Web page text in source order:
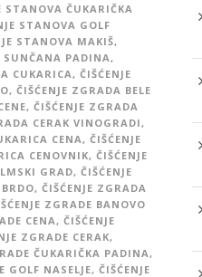
STANOVA ČUKARIČKA
STANOVA GOLF
STANOVA MAKIŠ,
SUNČANA PADINA,
CUKARICA, ČIŠĆENJE
, ČIŠĆENJE ZGRADA BELE
, ČIŠĆENJE ZGRADA
CERAK VINOGRADI ,
CENA , ČIŠĆENJE
CENOVNIK, ČIŠĆENJE
GRAD, ČIŠĆENJE
, ČIŠĆENJE ZGRADA
ZGRADE BANOVO
CENA , ČIŠĆENJE
ZGRADE CERAK,
ČUKARIČKA PADINA ,
GOLF NASELJE, ČIŠĆENJE